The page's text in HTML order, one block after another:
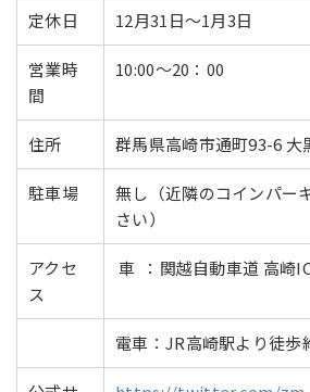
定休日 12月31日～1月3日
営業時
間
10:00～20：00
住所 群馬県高崎市通町93-6 大
駐車場
無し（近隣のコインパー
さい）
アクセ
ス
車 ：関越自動車道 高崎
電車：JR高崎駅より徒歩